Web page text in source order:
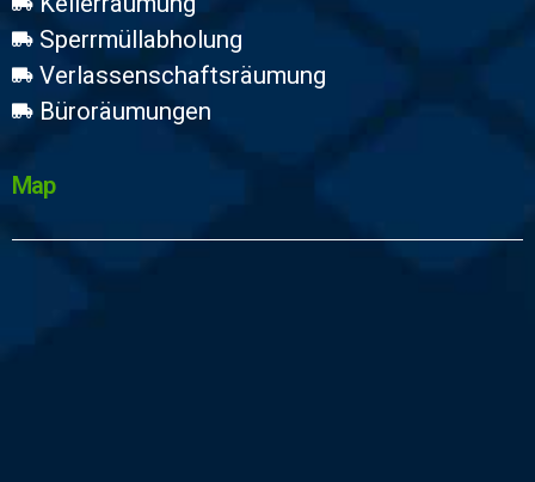
Sperrmüllabholung
Verlassenschaftsräumung
Büroräumungen
Map